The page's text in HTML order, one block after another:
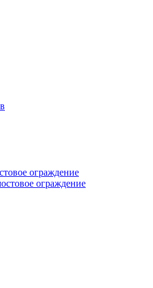
ограждение
ограждение